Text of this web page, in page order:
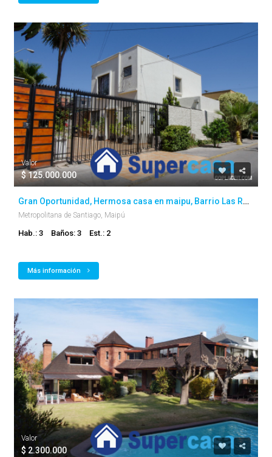
Valor
$ 125.000.000
Gran Oportunidad, Hermosa casa en maipu, Barrio Las Rosas
Metropolitana de Santiago, Maipú
Hab.: 3 Baños: 3 Est.: 2
Más información
Valor
$ 2.300.000